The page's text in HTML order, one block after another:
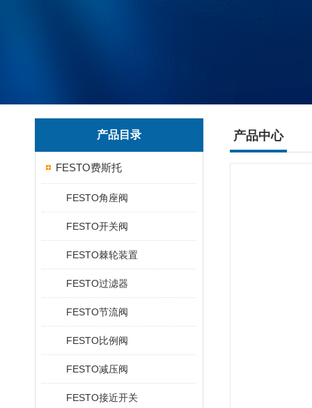
产品目录
FESTO费斯托
FESTO角座阀
FESTO开关阀
FESTO棘轮装置
FESTO过滤器
FESTO节流阀
FESTO比例阀
FESTO减压阀
FESTO接近开关
产品中心